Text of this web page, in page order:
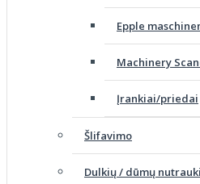
Epple
Machinery
Įrankiai/priedai
Šlifavimo
Dulkių / dūmų